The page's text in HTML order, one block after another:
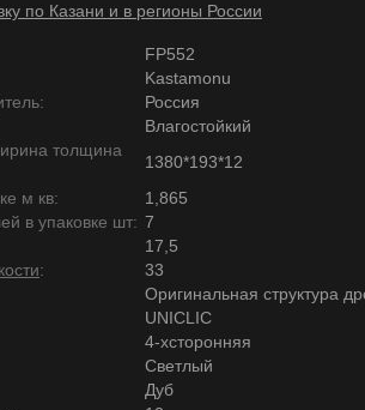
по Казани и в регионы России
FP552
Kastamonu
Россия
Влагостойкий
толщина
1380*193*12
м кв:
1,865
в упаковке шт: 7
17,5
:
33
Оригинальная структура
UNICLIC
4-хсторонняя
Светлый
Дуб